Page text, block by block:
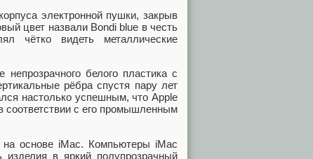
электронной пушки, закрыв
цвет назвали Bondi blue в честь
чётко видеть металлические
белого пластика с
рёбра спустя пару лет
настолько успешным, что Apple
соответствии с его промышленным
основе iMac. Компьютеры iMac
изделия в яркий полупрозрачный